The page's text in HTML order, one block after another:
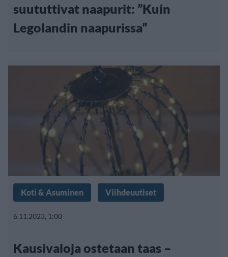
suututtivat naapurit: ”Kuin
Legolandin naapurissa”
Koti & Asuminen Viihdeuutiset
6.11.2023, 1:00
Kausivaloja ostetaan taas –